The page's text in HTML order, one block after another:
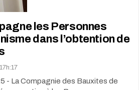
les Personnes
dans l’obtention de
- La Compagnie des Bauxites de